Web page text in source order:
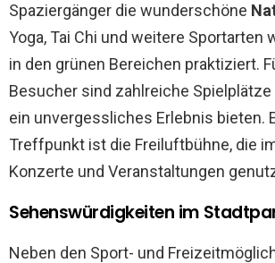
Spaziergänger die wunderschöne
Yoga, Tai Chi und weitere Sportarten
in den grünen Bereichen praktiziert.
Besucher sind zahlreiche Spielplätze
ein unvergessliches Erlebnis bieten.
Treffpunkt ist die Freiluftbühne, die
Konzerte und Veranstaltungen
Sehenswürdigkeiten im
Neben den Sport- und